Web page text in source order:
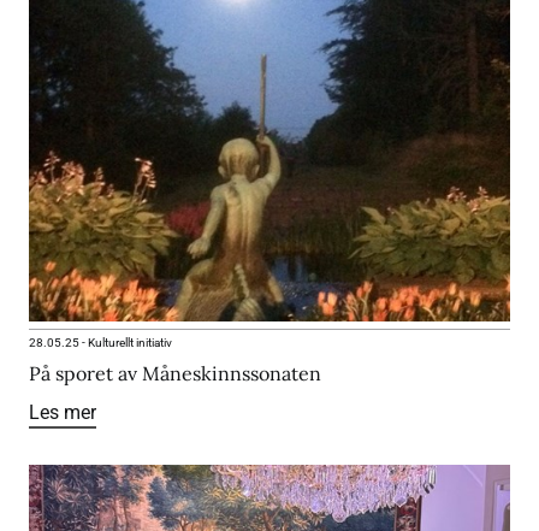
28.05.25-Kulturellt initiativ
På sporet av Måneskinnssonaten
Les mer